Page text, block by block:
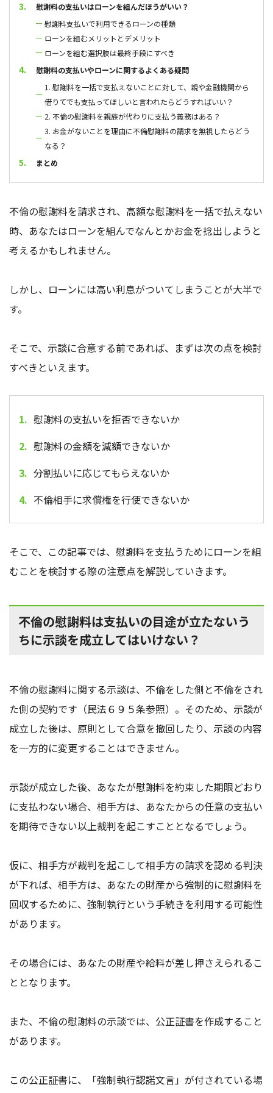
慰謝料の支払いはローンを組んだほうがいい？
慰謝料支払いで利用できるローンの種類
ローンを組むメリットとデメリット
ローンを組む選択肢は最終手段にすべき
慰謝料の支払いやローンに関するよくある疑問
1. 慰謝料を一括で支払えないことに対して、親や金融機関から
借りてでも支払ってほしいと言われたらどうすればいい？
2. 不倫の慰謝料を親族が代わりに支払う義務はある？
3. お金がないことを理由に不倫慰謝料の請求を無視したらどう
なる？
まとめ
不倫の慰謝料を請求され、高額な慰謝料を一括で払えない
時、あなたはローンを組んでなんとかお金を捻出しようと
考えるかもしれません。
しかし、ローンには高い利息がついてしまうことが大半で
す。
そこで、示談に合意する前であれば、まずは次の点を検討
すべきといえます。
慰謝料の支払いを拒否できないか
慰謝料の金額を減額できないか
分割払いに応じてもらえないか
不倫相手に求償権を行使できないか
そこで、この記事では、慰謝料を支払うためにローンを組
むことを検討する際の注意点を解説していきます。
不倫の慰謝料は支払いの目途が立たないう
ちに示談を成立してはいけない？
不倫の慰謝料に関する示談は、不倫をした側と不倫をされ
た側の契約です（民法６９５条参照）。そのため、示談が
成立した後は、原則として合意を撤回したり、示談の内容
を一方的に変更することはできません。
示談が成立した後、あなたが慰謝料を約束した期限どおり
に支払わない場合、相手方は、あなたからの任意の支払い
を期待できない以上裁判を起こすこととなるでしょう。
仮に、相手方が裁判を起こして相手方の請求を認める判決
が下れば、相手方は、あなたの財産から強制的に慰謝料を
回収するために、強制執行という手続きを利用する可能性
があります。
その場合には、あなたの財産や給料が差し押さえられるこ
ととなります。
また、不倫の慰謝料の示談では、公正証書を作成すること
があります。
この公正証書に、「強制執行認諾文言」が付されている場